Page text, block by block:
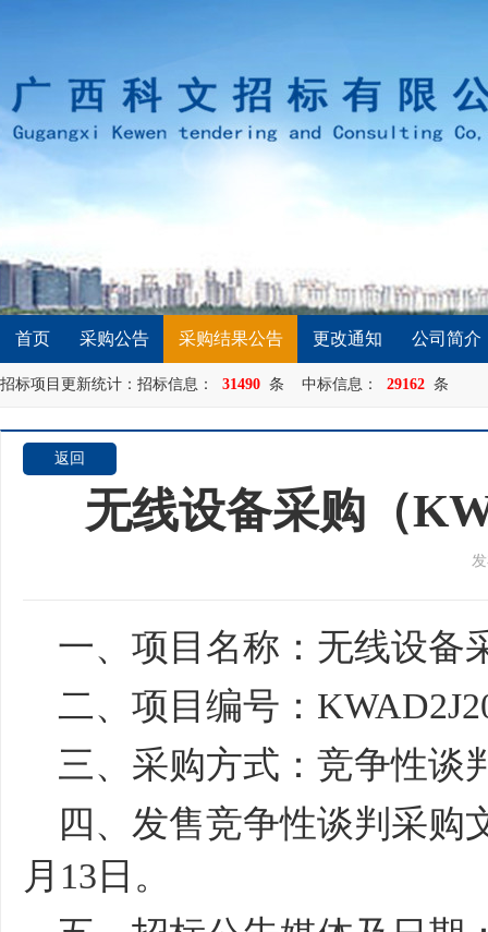
首页 采购公告 采购结果公告 更改通知 公司简介
招标项目更新统计：招标信息： 31490 条 中标信息： 29162 条
返回
无线设备采购（
一、项目名称： 无线设备
二、项目编号：
三、采购方式：竞争性谈
四、发售竞争性谈判采购
月 13 日。